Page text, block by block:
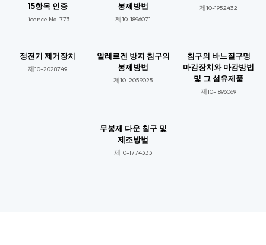
15항목 인증
Licence No. 773​
봉제방법
제10-1896071​
제10-1952432
정전기 제거장치
제10-2028749​
알레르겐 방지 침구의
봉제방법
제10-2059025​​
침구의 바느질구멍
마감장치와 마감방법
및 그 섬유제품
제10-1896069​​
무봉제 다운 침구 및
제조방법
제10-1774333​​